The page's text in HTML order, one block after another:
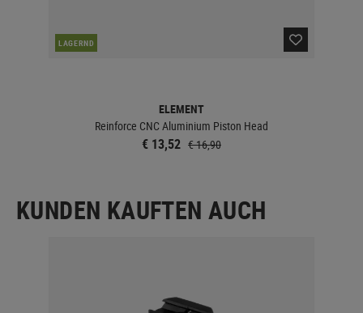
LAGERND
ELEMENT
Reinforce CNC Aluminium Piston Head
€ 13,52 € 16,90
KUNDEN KAUFTEN AUCH